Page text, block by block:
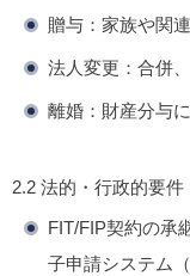
贈与 ：家族や関
法人変更 ：合併
離婚 ：財産分与
2.2 法的・行政的要件
FIT/FIP契約の承
子申請システム